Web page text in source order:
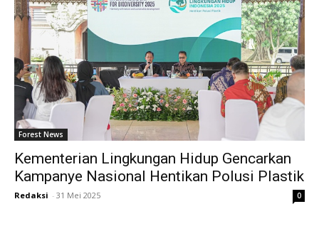
Forest News
Kementerian Lingkungan Hidup Gencarkan
Kampanye Nasional Hentikan Polusi Plastik
Redaksi - 31 Mei 2025 0